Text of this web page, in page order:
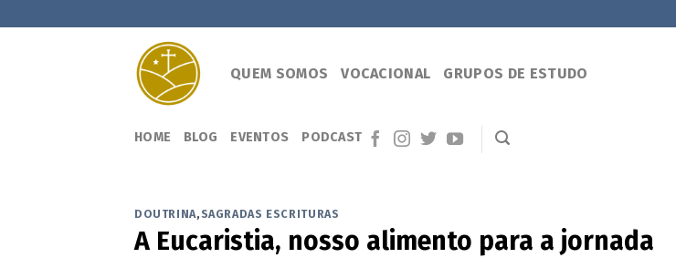
QUEM SOMOS VOCACIONAL GRUPOS DE ESTUDO
HOME BLOG EVENTOS PODCAST
DOUTRINA, SAGRADAS ESCRITURAS
A Eucaristia, nosso alimento para a jornada